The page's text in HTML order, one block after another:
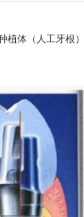
体（人工牙根）